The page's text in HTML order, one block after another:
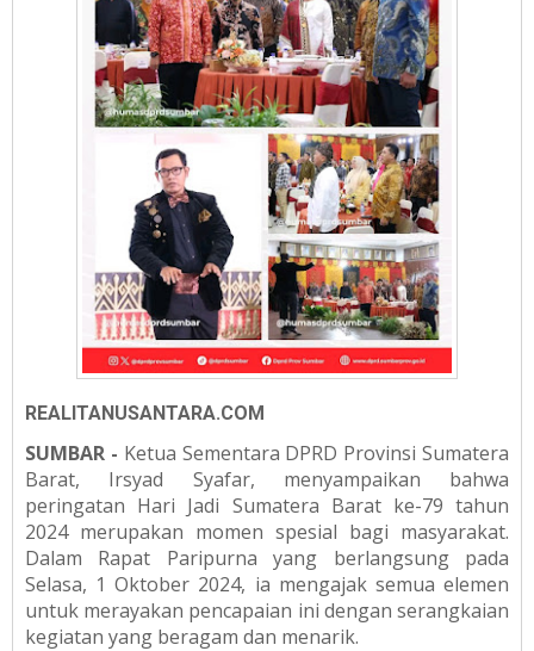
REALITANUSANTARA.COM
SUMBAR - Ketua Sementara DPRD Provinsi Sumatera
Barat, Irsyad Syafar, menyampaikan bahwa
peringatan Hari Jadi Sumatera Barat ke-79 tahun
2024 merupakan momen spesial bagi masyarakat.
Dalam Rapat Paripurna yang berlangsung pada
Selasa, 1 Oktober 2024, ia mengajak semua elemen
untuk merayakan pencapaian ini dengan serangkaian
kegiatan yang beragam dan menarik.